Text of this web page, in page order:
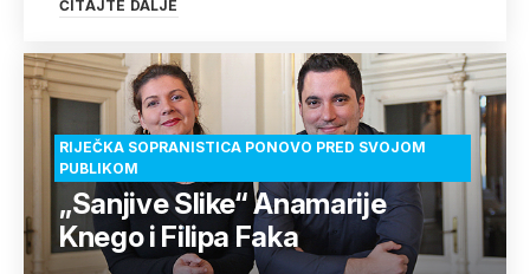
ČITAJTE DALJE
RIJEČKA SOPRANISTICA PONOVO PRED SVOJOM
PUBLIKOM
„Sanjive Slike“ Anamarije
Knego i Filipa Faka